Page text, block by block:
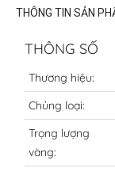
THÔNG TIN SẢN
THÔNG SỐ
Thương hiệu:
Chủng loại:
Trọng lượng
vàng: